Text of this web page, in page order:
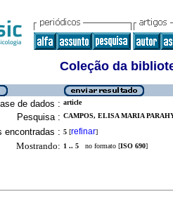
Coleção da
de dados : article
Pesquisa : CAMPOS, ELISA MARIA
encontradas : 5 [refinar]
Mostrando: 1 .. 5 no formato [ISO 690]